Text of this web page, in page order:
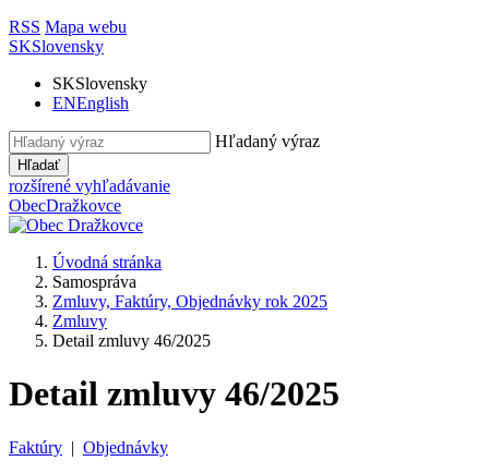
RSS Mapa webu
SKSlovensky
SKSlovensky
ENEnglish
Hľadaný výraz
Hľadať
rozšírené vyhľadávanie
ObecDražkovce
Úvodná stránka
Samospráva
Zmluvy, Faktúry, Objednávky rok 2025
Zmluvy
Detail zmluvy 46/2025
Detail zmluvy 46/2025
Faktúry | Objednávky